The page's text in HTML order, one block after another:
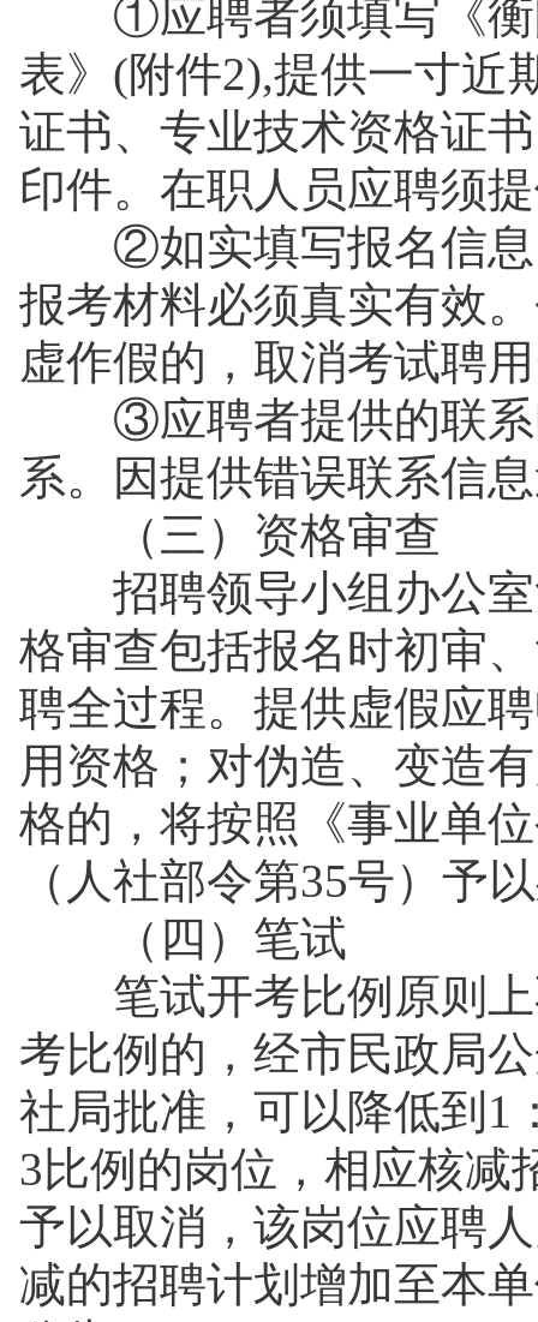
①应聘者须填写《衡
表》(附件2),提供一寸近
证书、专业技术资格证
印件。在职人员应聘须
②如实填写报名信息
报考材料必须真实有效
虚作假的，取消考试聘
③应聘者提供的联系
系。因提供错误联系信
（三）资格审查
招聘领导小组办公室
格审查包括报名时初审
聘全过程。提供虚假应
用资格；对伪造、变造
格的，将按照《事业单
（人社部令第35号）予
（四）笔试
笔试开考比例原则上
考比例的，经市民政局
社局批准，可以降低到1
3比例的岗位，相应核减
予以取消，该岗位应聘
减的招聘计划增加至本